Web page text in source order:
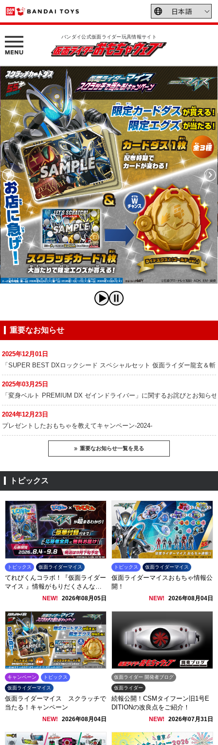
バンダイ公式仮面ライダー玩具情報サイト
重要なお知らせ
2025年12月01日
「SUPER BEST DXロックシード スペシャルセット 仮面ライダー龍玄＆
2025年03月25日
「変身ベルト PREMIUM DX ゼインドライバー」に関するお詫びとお知らせ
2024年12月23日
プレゼントしたおもちゃを教えてキャンペーン-2024-
重要なお知らせ一覧を見る
トピックス
トピックス 仮面ライダーマイス
てれびくんコラボ！『仮面ライダー
マイス 』情報がもりだくさんなス
ペシャルブック「び～ぼん」を無料
NEW! 2026年08月05日
トピックス 仮面ライダーマイス
仮面ライダーマイスおもちゃ情報公
開！
NEW! 2026年08月04日
キャンペーン
トピックス
仮面ライダーマイス
仮面ライダーマイス スクラッチで
当たる！キャンペーン
NEW! 2026年08月04日
仮面ライダー 開発者ブログ
仮面ライダー
続報公開！CSMタイフーン旧1号E
DITIONの改良点をご紹介！
NEW! 2026年07月31日